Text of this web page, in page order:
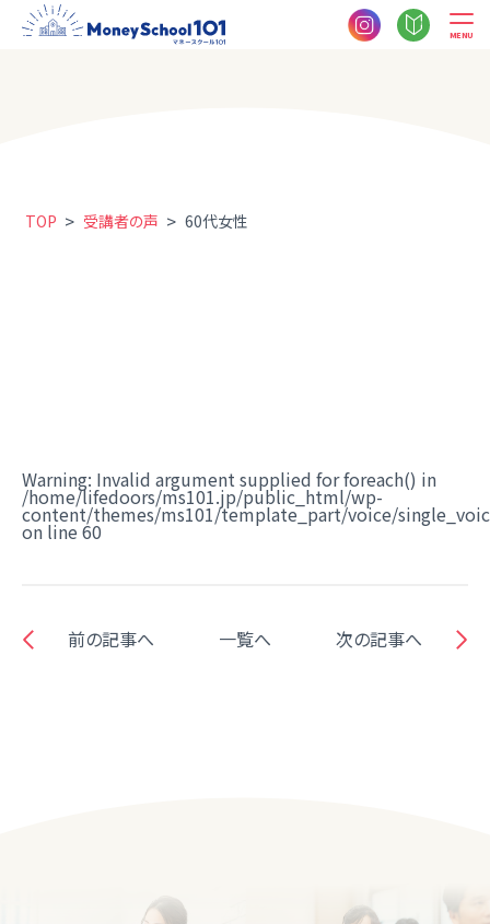
MENU
TOP > 受講者の声 > 60代女性
Warning: Invalid argument supplied for foreach() in
/home/lifedoors/ms101.jp/public_html/wp-
content/themes/ms101/template_part/voice/
on line 60
前の記事へ 一覧へ 次の記事へ